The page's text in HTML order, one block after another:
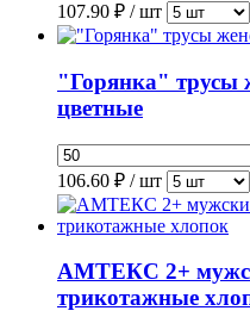
107.90 ₽ / шт
"Горянка" трусы
цветные
106.60 ₽ / шт
АМТЕКС 2+
трикотажные